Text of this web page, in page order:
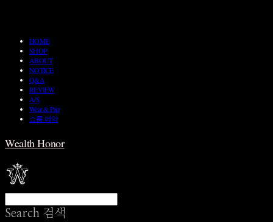
HOME
SHOP
ABOUT
NOTICE
Q&A
REVIEW
A/S
Wear & Pair
쇼룸 예약
Wealth Honor
Search 검색